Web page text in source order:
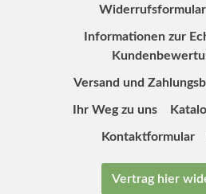
Widerrufsformular
Informationen zur
Versand und
Ihr Weg zu uns
Kontaktformular
Vertrag hier